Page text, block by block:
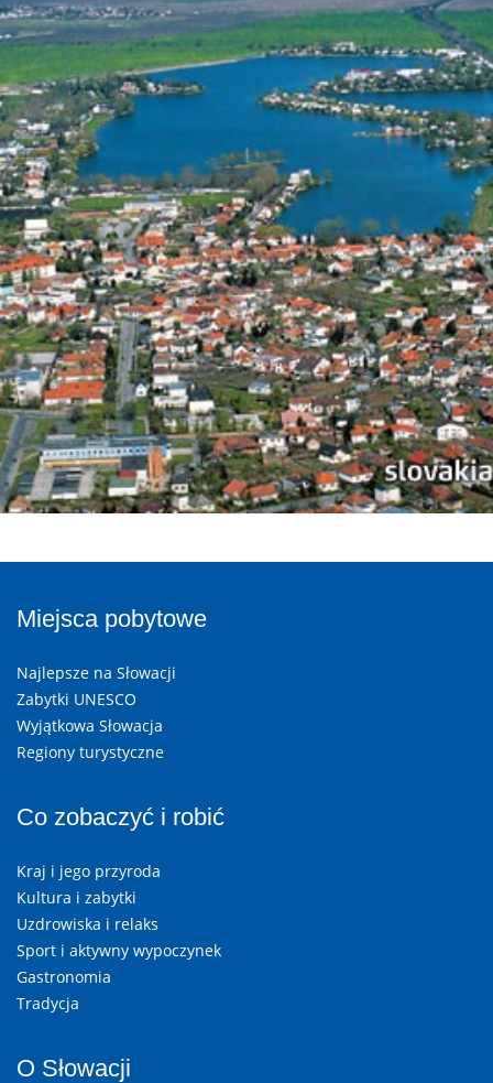
Miejsca pobytowe
Najlepsze na Słowacji
Zabytki UNESCO
Wyjątkowa Słowacja
Regiony turystyczne
Co zobaczyć i robić
Kraj i jego przyroda
Kultura i zabytki
Uzdrowiska i relaks
Sport i aktywny wypoczynek
Gastronomia
Tradycja
O Słowacji